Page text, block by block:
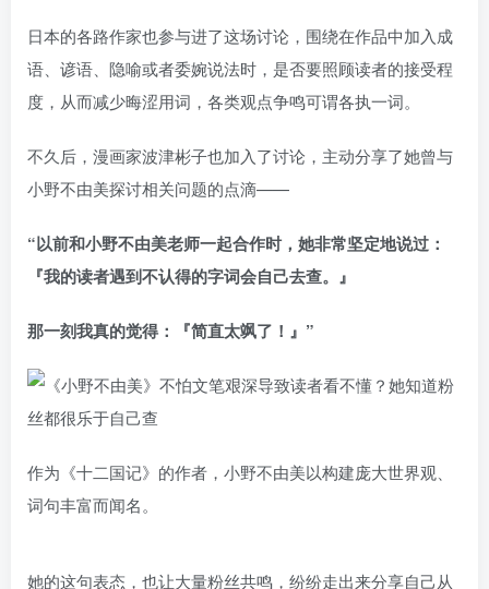
日本的各路作家也参与进了这场讨论，围绕在作品中加入成
语、谚语、隐喻或者委婉说法时，是否要照顾读者的接受程
度，从而减少晦涩用词，各类观点争鸣可谓各执一词。
不久后，漫画家波津彬子也加入了讨论，主动分享了她曾与
小野不由美探讨相关问题的点滴——
“以前和小野不由美老师一起合作时，她非常坚定地说过：
『我的读者遇到不认得的字词会自己去查。』
那一刻我真的觉得：『简直太飒了！』”
作为《十二国记》的作者，小野不由美以构建庞大世界观、
词句丰富而闻名。
她的这句表态，也让大量粉丝共鸣，纷纷走出来分享自己从